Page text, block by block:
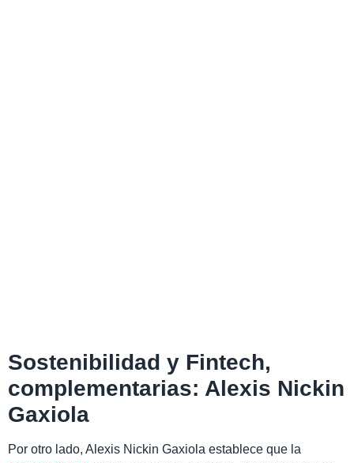
Sostenibilidad y Fintech,
complementarias: Alexis Nickin
Gaxiola
Por otro lado, Alexis Nickin Gaxiola establece que la